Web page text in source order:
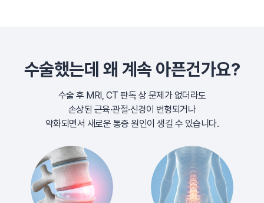
수술했는데 왜 계속 아픈건가요?
수술 후 MRI, CT 판독 상 문제가 없더라도
손상된 근육·관절·신경이 변형되거나
약화되면서 새로운 통증 원인이 생길 수 있습니다.